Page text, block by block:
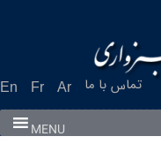
En Fr Ar تماس با ما
MENU